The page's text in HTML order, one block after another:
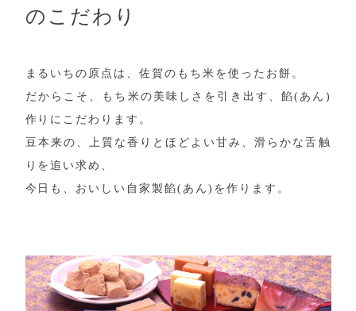
のこだわり
まるいちの原点は、佐賀のもち米を使ったお餅。
だからこそ、もち米の美味しさを引き出す、餡(あん)
作りにこだわります。
豆本来の、上質な香りとほどよい甘み、滑らかな舌触
りを追い求め、
今日も、おいしい自家製餡(あん)を作ります。